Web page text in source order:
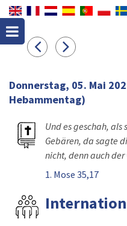
Donnerstag, 05. Mai
Hebammentag)
Und es geschah, als
Gebären, da sagte
nicht, denn auch
1. Mose 35,17